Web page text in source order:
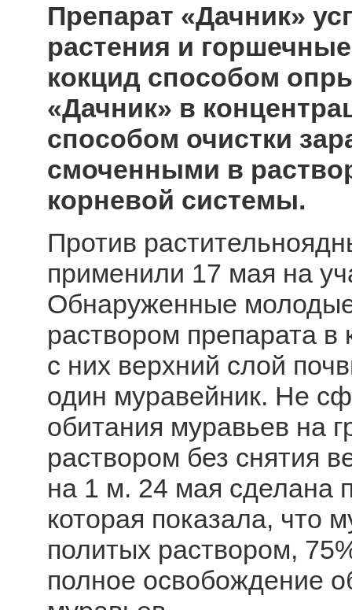
Препарат «Дачник»
растения и
кокцид способом
«Дачник» в
способом очистки
смоченными в
корневой системы.
Против
применили 17 мая на
Обнаруженные
раствором препарата в
с них верхний слой
один муравейник. Не
обитания муравьев на
раствором без снятия
на 1 м. 24 мая сделана
которая показала, что
политых раствором,
полное освобождение